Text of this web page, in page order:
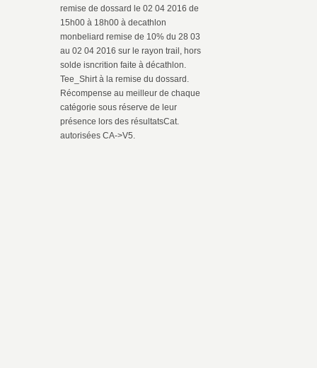
remise de dossard le 02 04 2016 de
15h00 à 18h00 à decathlon
monbeliard remise de 10% du 28 03
au 02 04 2016 sur le rayon trail, hors
solde isncrition faite à décathlon.
Tee_Shirt à la remise du dossard.
Récompense au meilleur de chaque
catégorie sous réserve de leur
présence lors des résultatsCat.
autorisées CA->V5.